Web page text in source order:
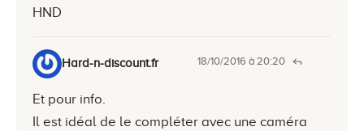
HND
Hard-n-discount.fr 18/10/2016 à 20:20
Et pour info.
Il est idéal de le compléter avec une caméra